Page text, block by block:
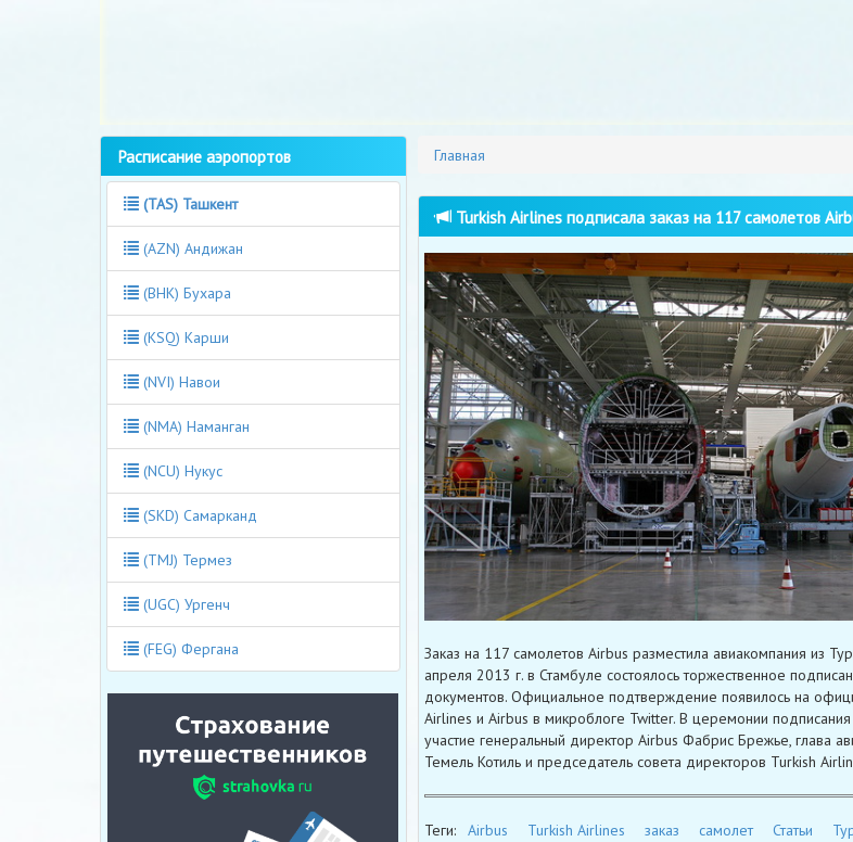
Главная
Turkish Airlines подписала заказ на 117 самолетов
Заказ на 117 самолетов Airbus разместила авиакомпания из
апреля 2013 г. в Стамбуле состоялось торжественное
документов. Официальное подтверждение появилось на
Airlines и Airbus в микроблоге Twitter. В церемонии
участие генеральный директор Airbus Фабрис Брежье, глава
Темель Котиль и председатель совета директоров Turkish
Теги: Airbus Turkish Airlines заказ самолет Статьи
Расписание аэропортов
(TAS) Ташкент
(AZN) Андижан
(BHK) Бухара
(KSQ) Карши
(NVI) Навои
(NMA) Наманган
(NCU) Нукус
(SKD) Самарканд
(TMJ) Термез
(UGC) Ургенч
(FEG) Фергана